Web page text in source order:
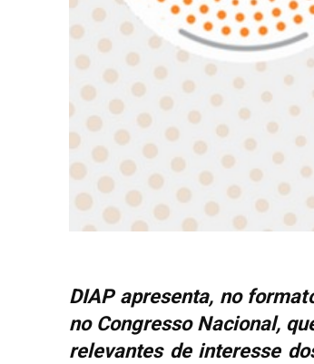
DIAP apresenta, no
no Congresso Nacional,
relevantes de interesse